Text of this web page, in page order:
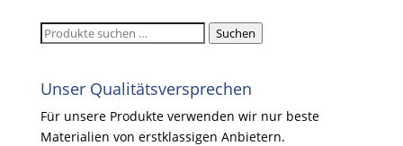
Suchen
Suchen
Unser Qualitätsversprechen
Für unsere Produkte verwenden wir nur beste
Materialien von erstklassigen Anbietern.